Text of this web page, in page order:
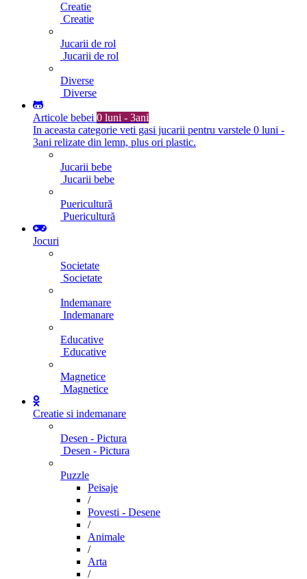
Creatie
Creatie
Jucarii de rol
Jucarii de rol
Diverse
Diverse
Articole bebei 0 luni - 3ani
In aceasta categorie veti gasi jucarii pentru varstele 0 luni -
3ani relizate din lemn, plus ori plastic.
Jucarii bebe
Jucarii bebe
Puericultură
Puericultură
Jocuri
Societate
Societate
Indemanare
Indemanare
Educative
Educative
Magnetice
Magnetice
Creatie si indemanare
Desen - Pictura
Desen - Pictura
Puzzle
Peisaje
/
Povesti - Desene
/
Animale
/
Arta
/